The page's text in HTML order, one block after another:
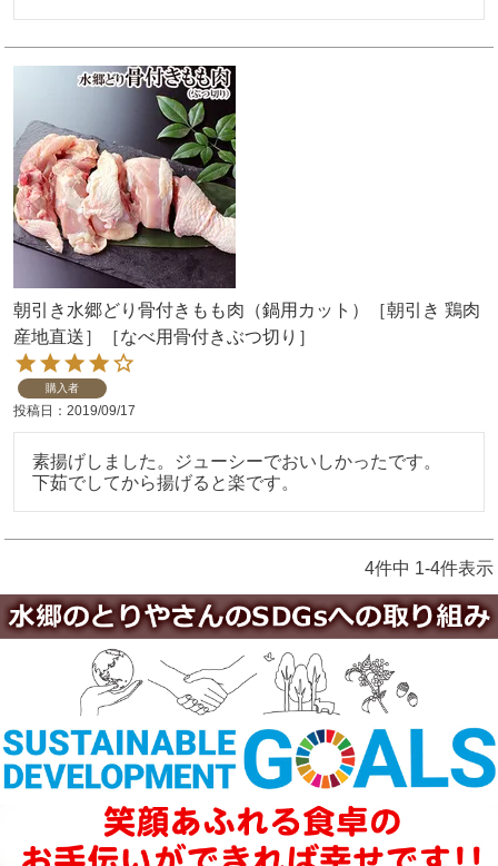
朝引き水郷どり骨付きもも肉（鍋用カット）［朝引き 鶏肉
産地直送］［なべ用骨付きぶつ切り］
購入者
投稿日 2019/09/17
素揚げしました。ジューシーでおいしかったです。
下茹でしてから揚げると楽です。
4件中 1-4件表示